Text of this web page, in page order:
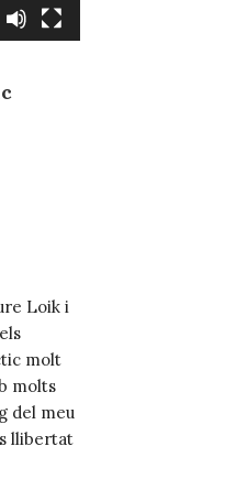
Loik i
molt
molts
del meu
llibertat